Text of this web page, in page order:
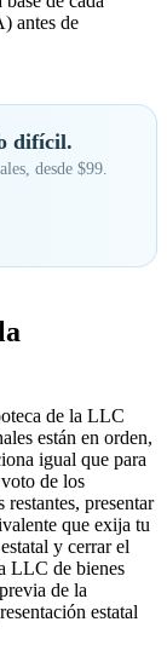
antes de
difícil.
desde $99.
de la LLC
están en orden,
igual que para
de los
presentar
que exija tu
y cerrar el
LLC de bienes
de la
estatal